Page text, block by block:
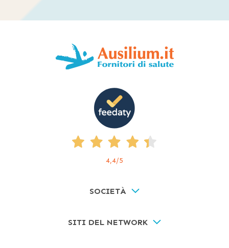
4,4/5
SOCIETÀ
SITI DEL NETWORK